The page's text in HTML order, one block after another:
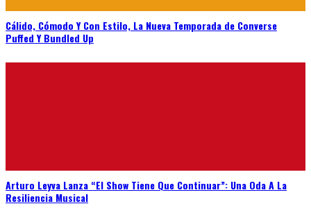
Cálido, Cómodo Y Con Estilo, La Nueva Temporada de Converse
Puffed Y Bundled Up
Arturo Leyva Lanza “El Show Tiene Que Continuar”: Una Oda A La
Resiliencia Musical